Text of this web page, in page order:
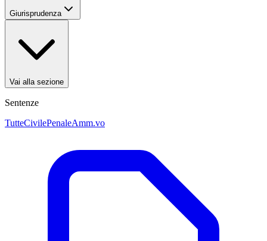
Giurisprudenza
Vai alla sezione
Sentenze
TutteCivilePenaleAmm.vo